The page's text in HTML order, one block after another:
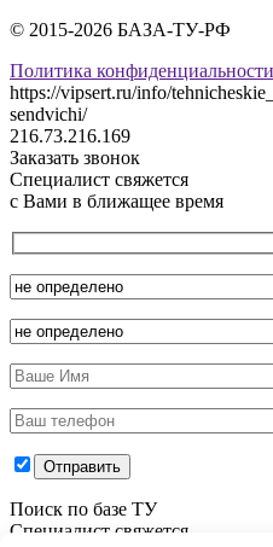
© 2015-2026 БАЗА-ТУ-РФ
Политика конфиденциальности
https://vipsert.ru/info/
sendvichi/
216.73.216.169
Заказать звонок
Специалист свяжется
с Вами в ближащее время
Поиск по базе ТУ
Специалист свяжется